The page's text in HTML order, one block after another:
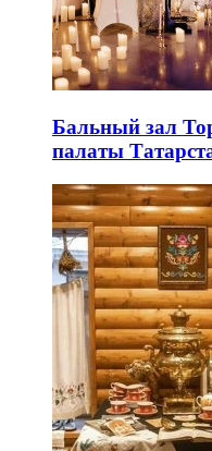
Бальный зал
палаты